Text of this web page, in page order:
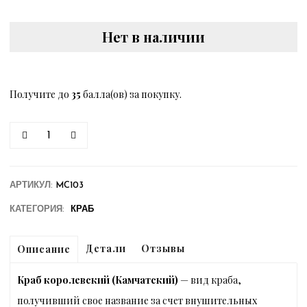
Нет в наличии
Получите до35балла(ов) за покупку.
Количество
АРТИКУЛ: MC103
КАТЕГОРИЯ: КРАБ
Описание Детали Отзывы
Краб королевский (Камчатский) — вид краба,
получивший свое название за счет внушительных